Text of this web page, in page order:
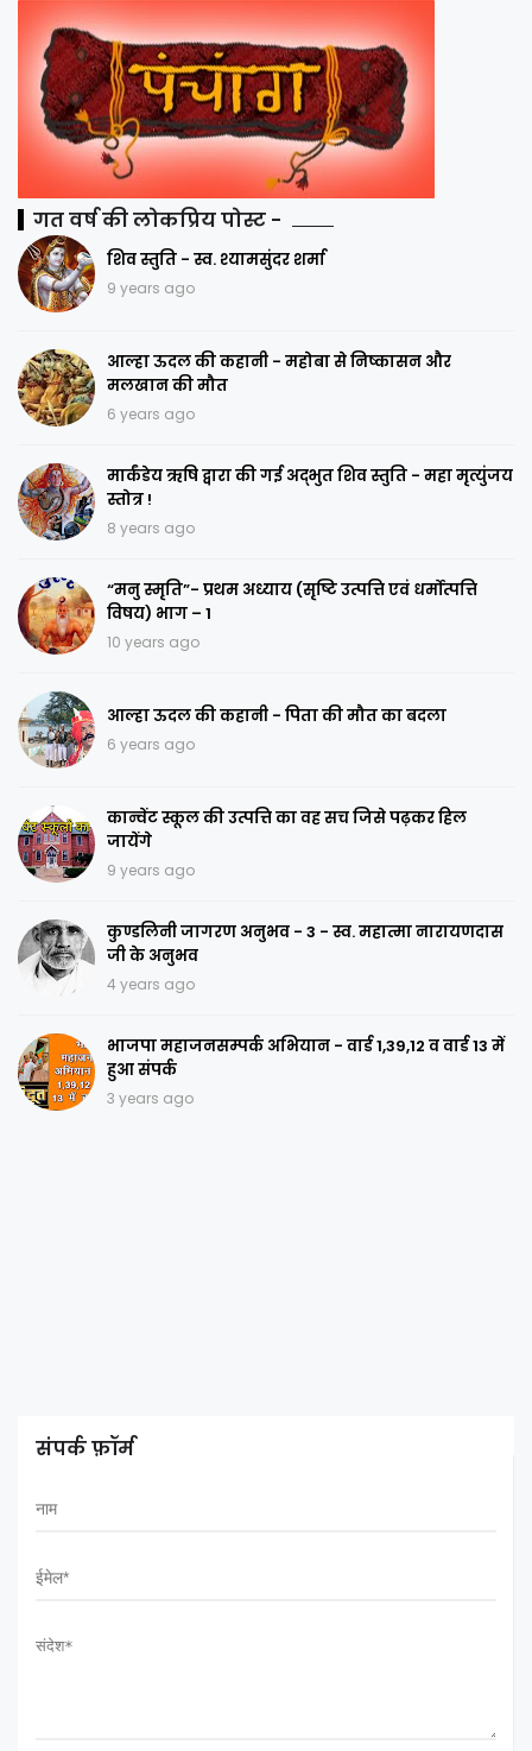
गत वर्ष की लोकप्रिय पोस्ट -
शिव स्तुति - स्व. श्यामसुंदर शर्मा
9 years ago
आल्हा ऊदल की कहानी - महोबा से निष्कासन और
मलखान की मौत
6 years ago
मार्कंडेय ऋषि द्वारा की गई अद्भुत शिव स्तुति - महा मृत्युंजय
स्तोत्र !
8 years ago
“मनु स्मृति”- प्रथम अध्याय (सृष्टि उत्पत्ति एवं धर्मोत्पत्ति
विषय) भाग – 1
10 years ago
आल्हा ऊदल की कहानी - पिता की मौत का बदला
6 years ago
कान्वेंट स्कूल की उत्पत्ति का वह सच जिसे पढ़कर हिल
जायेंगे
9 years ago
कुण्डलिनी जागरण अनुभव - 3 - स्व. महात्मा नारायणदास
जी के अनुभव
4 years ago
भाजपा महाजनसम्पर्क अभियान - वार्ड 1,39,12 व वार्ड 13 में
हुआ संपर्क
3 years ago
संपर्क फ़ॉर्म